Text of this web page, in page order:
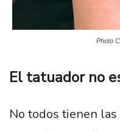
Photo
El tatuador no
No todos tienen